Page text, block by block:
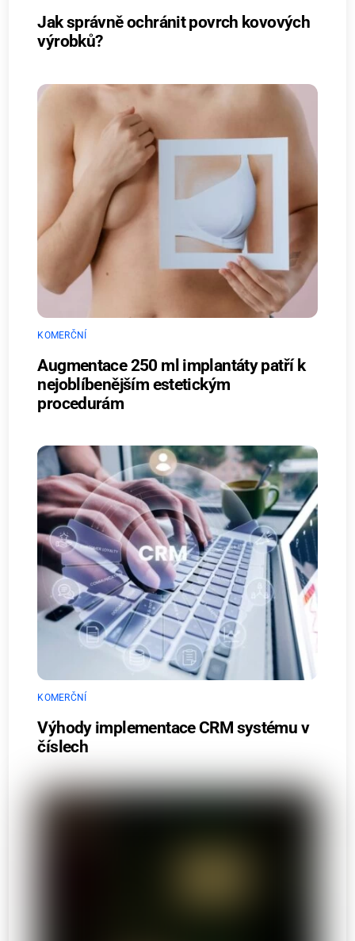
Jak správně ochránit povrch kovových
výrobků?
KOMERČNÍ
Augmentace 250 ml implantáty patří k
nejoblíbenějším estetickým
procedurám
KOMERČNÍ
Výhody implementace CRM systému v
číslech